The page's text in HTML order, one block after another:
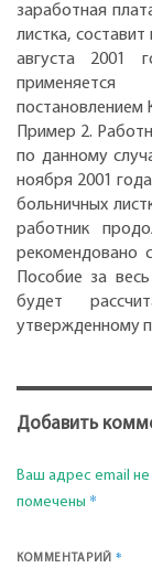
заработная
листка,
августа 2001
постановлением
Пример 2.
по данному
ноября 2001
больничных
работник
рекомендовано
Пособие за
будет
утвержденному
Добавить
Ваш адрес email
помечены *
КОММЕНТАРИЙ*